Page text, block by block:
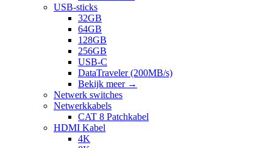
USB-sticks
32GB
64GB
128GB
256GB
USB-C
DataTraveler (200MB/s)
Bekijk meer →
Netwerk switches
Netwerkkabels
CAT 8 Patchkabel
HDMI Kabel
4K